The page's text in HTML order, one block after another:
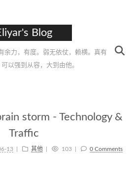
Blog
余力，有度。弱无依仗，赖横。真有
以强到从容，大到由他。
storm - Technology &
Traffic
13 其他 103 0 Comments